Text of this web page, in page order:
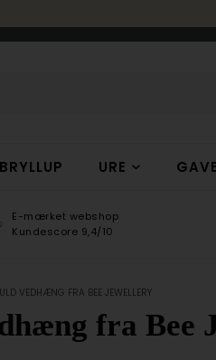
BRYLLUP URE
E-mærket webshop
Kundescore 9,4/10
VEDHÆNG FRA BEE JEWELLERY
fra Bee